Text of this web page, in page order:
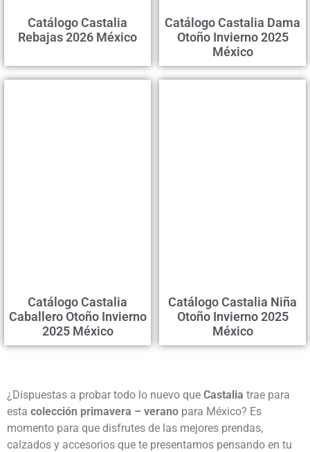
Catálogo Castalia
Rebajas 2026 México
Catálogo Castalia Dama
Otoño Invierno 2025
México
Catálogo Castalia
Caballero Otoño Invierno
2025 México
Catálogo Castalia Niña
Otoño Invierno 2025
México
¿Dispuestas a probar todo lo nuevo que Castalia trae para
esta colección primavera – verano para México? Es
momento para que disfrutes de las mejores prendas,
calzados y accesorios que te presentamos pensando en tu